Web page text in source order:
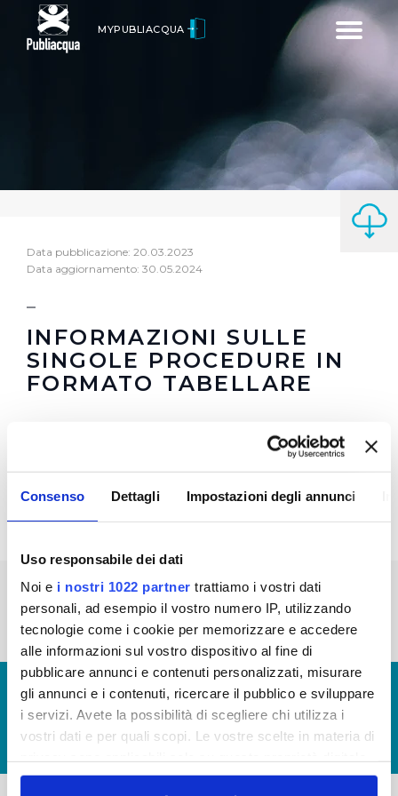
Consenso Dettagli Impostazioni degli annunci
Uso responsabile dei dati
Noi e i nostri 1022 partner trattiamo i vostri dati
personali, ad esempio il vostro numero IP, utilizzando
tecnologie come i cookie per memorizzare e accedere
alle informazioni sul vostro dispositivo al fine di
pubblicare annunci e contenuti personalizzati, misurare
gli annunci e i contenuti, ricercare il pubblico e sviluppare
i servizi. Avete la possibilità di scegliere chi utilizza i
vostri dati e per quali scopi. Le vostre scelte in materia di
in cui avete effettuato le vostre scelte. È possibile
Toggle
MYPUBLIACQUA
Data pubblicazione: 20.03.2023
Data aggiornamento: 30.05.2024
INFORMAZIONI SULLE
SINGOLE PROCEDURE IN
FORMATO TABELLARE
In questa sezione è possibile trovare iBandi di
Sistema Qualifica
« prima ‹ precedente … 9 10 11
13
14 16
© Copyright 2017 - 2026
GLOSSARIO
GIUDICA IL SERVIZIO
LAVORA CON NOI